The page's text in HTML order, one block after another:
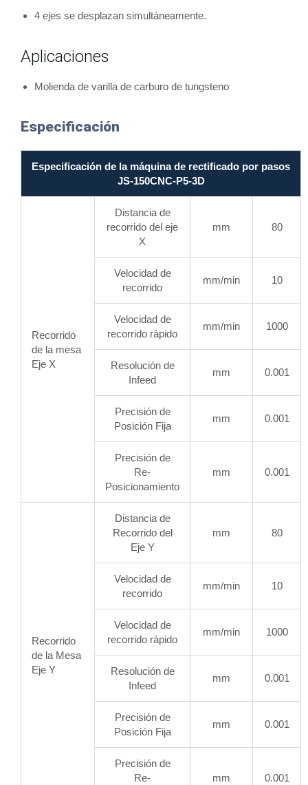
4 ejes se desplazan simultáneamente.
Aplicaciones
Molienda de varilla de carburo de tungsteno
Especificación
Especificación de la máquina de rectificado por pasos
JS-150CNC-P5-3D
Recorrido
de la mesa
Eje X
Distancia de
recorrido del eje
X
mm 80
Velocidad de
recorrido
mm/min 10
Velocidad de
recorrido rápido
mm/min 1000
Resolución de
Infeed
mm 0.001
Precisión de
Posición Fija
mm 0.001
Precisión de
Re-
Posicionamiento
mm 0.001
Recorrido
de la Mesa
Eje Y
Distancia de
Recorrido del
Eje Y
mm 80
Velocidad de
recorrido
mm/min 10
Velocidad de
recorrido rápido
mm/min 1000
Resolución de
Infeed
mm 0.001
Precisión de
Posición Fija
mm 0.001
Precisión de
Re-
mm 0.001